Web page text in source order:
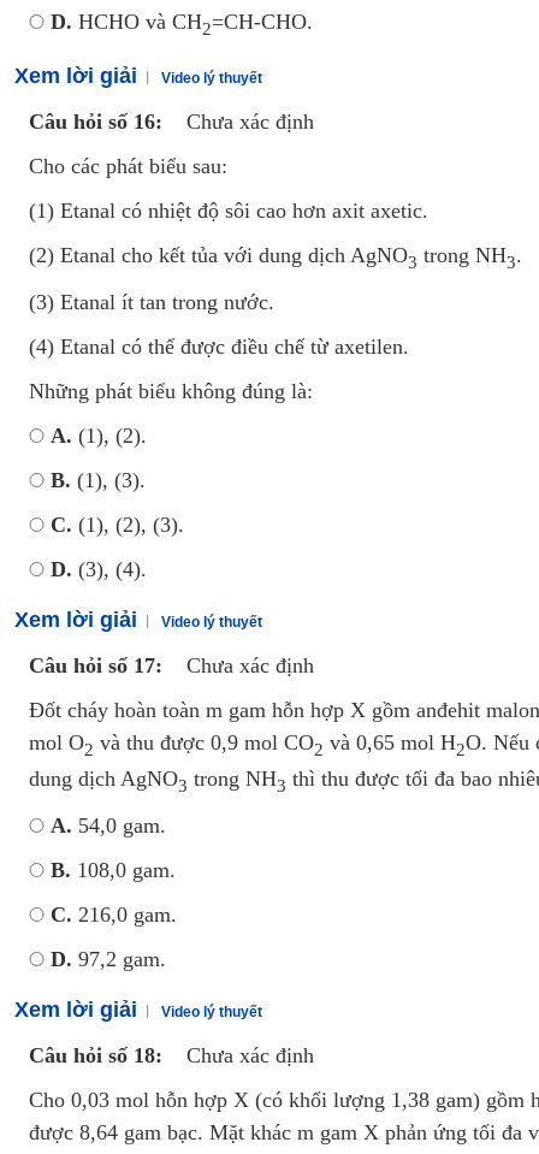
D. HCHO và CH2=CH-CHO.
Xem lời giải Video lý thuyết
Câu hỏi số 16:
Chưa xác định
Cho các phát biểu sau:
(1) Etanal có nhiệt độ sôi cao hơn axit axetic.
(2) Etanal cho kết tủa với dung dịch AgNO3 trong NH3.
(3) Etanal ít tan trong nước.
(4) Etanal có thể được điều chế từ axetilen.
Những phát biểu không đúng là:
A. (1), (2).
B. (1), (3).
C. (1), (2), (3).
D. (3), (4).
Xem lời giải Video lý thuyết
Câu hỏi số 17:
Chưa xác định
Đốt cháy hoàn toàn m gam hỗn hợp X gồm anđehit
mol O2 và thu được 0,9 mol CO2 và 0,65 mol H2O. Nếu
dung dịch AgNO3 trong NH3 thì thu được tối đa bao
A. 54,0 gam.
B. 108,0 gam.
C. 216,0 gam.
D. 97,2 gam.
Xem lời giải Video lý thuyết
Câu hỏi số 18:
Chưa xác định
Cho 0,03 mol hỗn hợp X (có khối lượng 1,38 gam) gồm
được 8,64 gam bạc. Mặt khác m gam X phản ứng tối đa